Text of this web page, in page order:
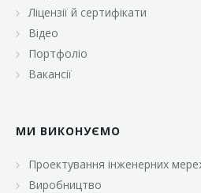
«ВК Експресс»
«Класс»
«Континент»
Ліцензії й сертифікати
Відео
Портфоліо
Вакансії
МИ ВИКОНУЄМО
Проектування інженерних
Виробництво